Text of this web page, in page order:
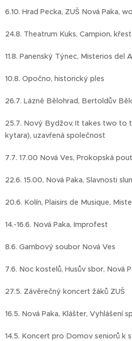
6.10. Hrad Pecka, ZUŠ Nová Paka,
24.8. Theatrum Kuks, Campion,
11.8. Panenský Týnec, Misterios del
10.8. Opočno, historický ples
26.7. Lázně Bělohrad, Bertoldův
25.7. Nový Bydžov, It takes two to
kytara), uzavřená společnost
7.7. 17.00 Nová Ves, Prokopská
22.6. 15.00, Nová Paka, Slavnosti
20.6. Kolín, Plaisirs de Musique,
14.-16.6. Nová Paka, Improfest
8.6. Gambový soubor Nová Ves
7.6. Noc kostelů, Husův sbor, Nová
27.5. Závěrečný koncert žáků ZUŠ
16.5. Nová Paka, Klášter, Vyhlášení
14.5. Koncert pro Domov seniorů k